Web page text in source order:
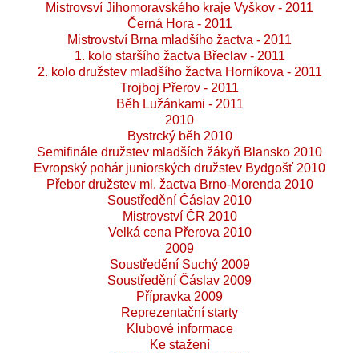
Mistrovsví Jihomoravského kraje Vyškov - 2011
Černá Hora - 2011
Mistrovství Brna mladšího žactva - 2011
1. kolo staršího žactva Břeclav - 2011
2. kolo družstev mladšího žactva Horníkova - 2011
Trojboj Přerov - 2011
Běh Lužánkami - 2011
2010
Bystrcký běh 2010
Semifinále družstev mladších žákyň Blansko 2010
Evropský pohár juniorských družstev Bydgošť 2010
Přebor družstev ml. žactva Brno-Morenda 2010
Soustředění Čáslav 2010
Mistrovství ČR 2010
Velká cena Přerova 2010
2009
Soustředění Suchý 2009
Soustředění Čáslav 2009
Přípravka 2009
Reprezentační starty
Klubové informace
Ke stažení